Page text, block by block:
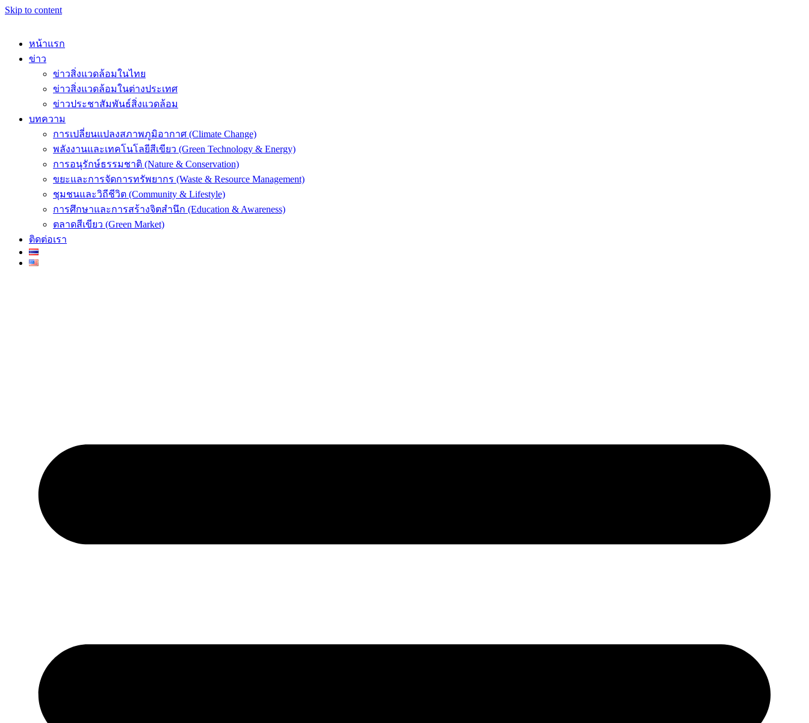
Skip to content
หน้าแรก
ข่าว
ข่าวสิ่งแวดล้อมในไทย
ข่าวสิ่งแวดล้อมในต่างประเทศ
ข่าวประชาสัมพันธ์สิ่งแวดล้อม
บทความ
การเปลี่ยนแปลงสภาพภูมิอากาศ (Climate Change)
พลังงานและเทคโนโลยีสีเขียว (Green Technology & Energy)
การอนุรักษ์ธรรมชาติ (Nature & Conservation)
ขยะและการจัดการทรัพยากร (Waste & Resource Management)
ชุมชนและวิถีชีวิต (Community & Lifestyle)
การศึกษาและการสร้างจิตสำนึก (Education & Awareness)
ตลาดสีเขียว (Green Market)
ติดต่อเรา